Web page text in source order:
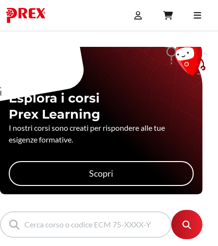
Esplora i corsi
Prex Learning
I nostri corsi sono creati per rispondere alle tue
esigenze formative.
Scopri